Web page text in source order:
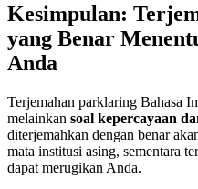
Kesimpulan:
yang Benar
Anda
Terjemahan parklaring Bahasa
melainkan soal kepercayaan
diterjemahkan dengan benar
mata institusi asing, sementara
dapat merugikan Anda.